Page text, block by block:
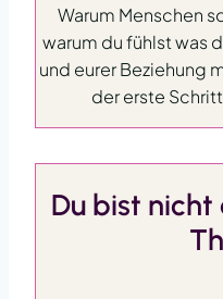
Warum Menschen
warum du fühlst was
und eurer Beziehung
der erste
Du bist